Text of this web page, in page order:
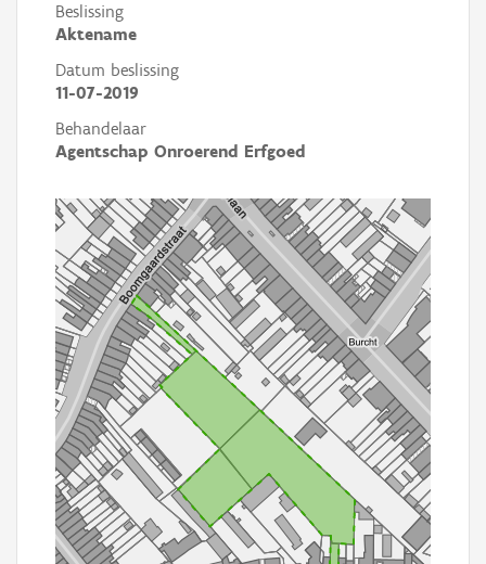
Beslissing
Aktename
Datum beslissing
11-07-2019
Behandelaar
Agentschap Onroerend Erfgoed